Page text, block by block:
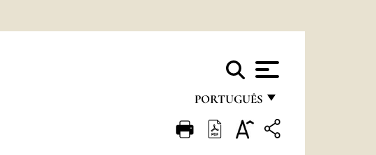
PORTUGUÊS
FRANÇAIS